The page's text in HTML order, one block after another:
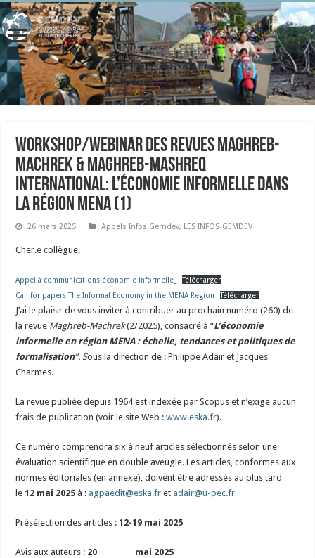
Workshop/Webinar des revues Maghreb-
Machrek & Maghreb-Mashreq
International: L’économie informelle dans
la région MENA (1)
26 mars 2025 Appels Infos Gemdev, LES INFOS-GEMDEV
Cher.e collègue,
Appel à communications économie informelle_
Télécharger
Call for papers The Informal Economy in the MENA Region
Télécharger
J’ai le plaisir de vous inviter à contribuer au prochain numéro (260) de
la revue Maghreb-Machrek(2/2025), consacré à “L’économie
informelle en région MENA : échelle, tendances et politiques de
formalisation”. Sous la direction de : Philippe Adair et Jacques
Charmes.
La revue publiée depuis 1964 est indexée par Scopus et n’exige aucun
frais de publication (voir le site Web :www.eska.fr).
Ce numéro comprendra six à neuf articles sélectionnés selon une
évaluation scientifique en double aveugle. Les articles, conformes aux
normes éditoriales (en annexe), doivent être adressés au plus tard
le12 mai 2025 à : agpaedit@eska.fr et adair@u-pec.fr
Présélection des articles :12-19 mai 2025
Avis aux auteurs : 20 mai 2025